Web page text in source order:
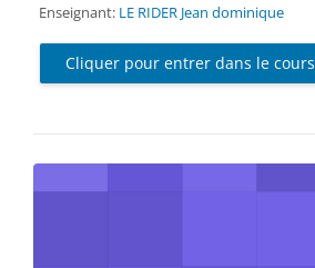
Enseignant: LE RIDER Jean dominique
Cliquer pour entrer dans le cours